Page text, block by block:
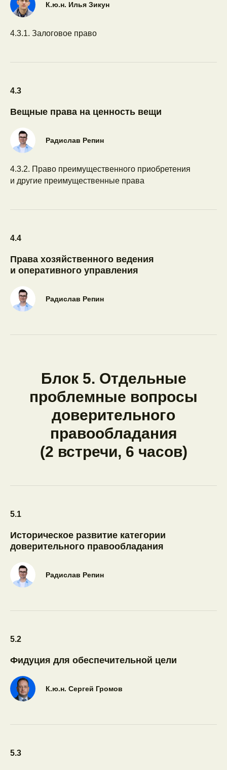
К.ю.н. Илья Зикун
4.3.1. Залоговое право
4.3
Вещные права на ценность вещи
Радислав Репин
4.3.2. Право преимущественного приобретения
и другие преимущественные права
4.4
Права хозяйственного ведения
и оперативного управления
Радислав Репин
Блок 5. Отдельные
проблемные вопросы
доверительного
правообладания
(2 встречи, 6 часов)
5.1
Историческое развитие категории
доверительного правообладания
Радислав Репин
5.2
Фидуция для обеспечительной цели
К.ю.н. Сергей Громов
5.3